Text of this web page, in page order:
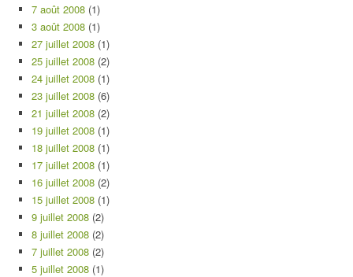
7 août 2008 (1)
3 août 2008 (1)
27 juillet 2008 (1)
25 juillet 2008 (2)
24 juillet 2008 (1)
23 juillet 2008 (6)
21 juillet 2008 (2)
19 juillet 2008 (1)
18 juillet 2008 (1)
17 juillet 2008 (1)
16 juillet 2008 (2)
15 juillet 2008 (1)
9 juillet 2008 (2)
8 juillet 2008 (2)
7 juillet 2008 (2)
5 juillet 2008 (1)